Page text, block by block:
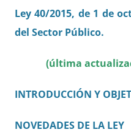
Ley 40/2015, de 1 de
del Sector Público.
(última
INTRODUCCIÓN Y
NOVEDADES DE LA LEY